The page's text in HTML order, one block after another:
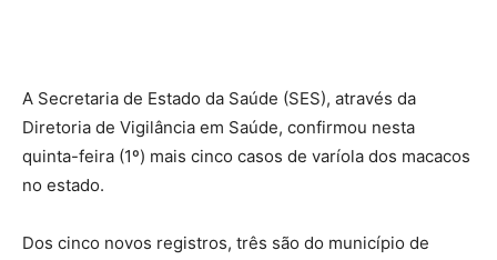
A Secretaria de Estado da Saúde (SES), através da
Diretoria de Vigilância em Saúde, confirmou nesta
quinta-feira (1º) mais cinco casos de varíola dos macacos
no estado.
Dos cinco novos registros, três são do município de